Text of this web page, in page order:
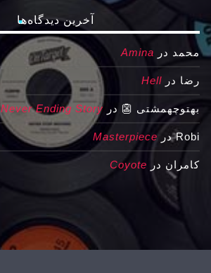
آخرین دیدگاه‌ها
محمد در Amina
رضا در Hell
بهتوچهمشتی 👺 در Never Ending Story
Robiدر Masterpiece
کامران در Coyote